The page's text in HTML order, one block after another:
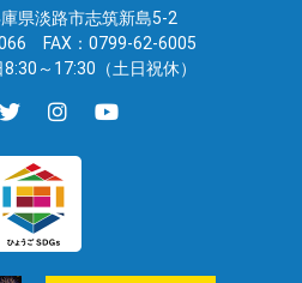
県淡路市志筑新島5-2
FAX：0799-62-6005
8:30～17:30（土日祝休）